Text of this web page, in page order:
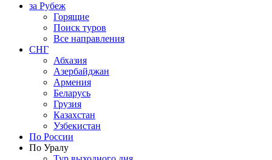
за Рубеж
Горящие
Поиск туров
Все направления
СНГ
Абхазия
Азербайджан
Армения
Беларусь
Грузия
Казахстан
Узбекистан
По России
По Уралу